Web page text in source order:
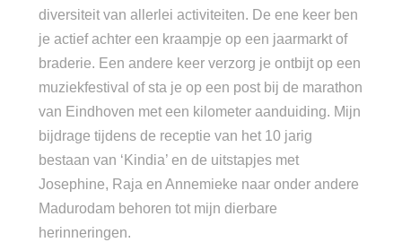
diversiteit van allerlei activiteiten. De ene keer ben
je actief achter een kraampje op een jaarmarkt of
braderie. Een andere keer verzorg je ontbijt op een
muziekfestival of sta je op een post bij de marathon
van Eindhoven met een kilometer aanduiding. Mijn
bijdrage tijdens de receptie van het 10 jarig
bestaan van ‘Kindia’ en de uitstapjes met
Josephine, Raja en Annemieke naar onder andere
Madurodam behoren tot mijn dierbare
herinneringen.